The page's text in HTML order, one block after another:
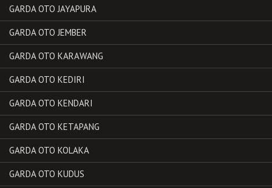
GARDA OTO JAYAPURA
GARDA OTO JEMBER
GARDA OTO KARAWANG
GARDA OTO KEDIRI
GARDA OTO KENDARI
GARDA OTO KETAPANG
GARDA OTO KOLAKA
GARDA OTO KUDUS